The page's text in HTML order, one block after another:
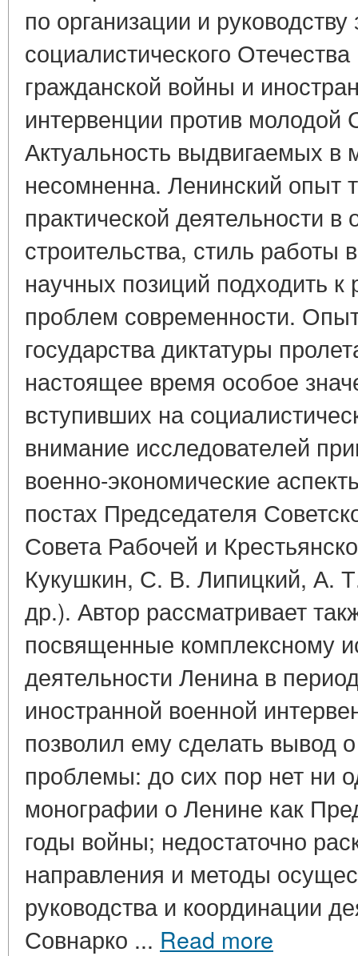
по организации и
социалистического
гражданской войны и
интервенции против молодой
Актуальность выдвигаемых
несомненна. Ленинский опыт
практической деятельности в
строительства, стиль
научных позиций подходить
проблем современности.
государства диктатуры
настоящее время особое
вступивших на
внимание исследователей
военно-экономические
постах Председателя
Совета Рабочей и
Кукушкин, С. В. Липицкий, А.
др.). Автор рассматривает
посвященные комплексному
деятельности Ленина в
иностранной военной
позволил ему сделать вывод
проблемы: до сих пор нет ни
монографии о Ленине как
годы войны; недостаточно
направления и методы
руководства и координации
Совнарко ... Read more